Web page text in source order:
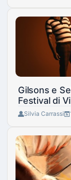
Gilsons e
Festival di
Silvia Carrassi